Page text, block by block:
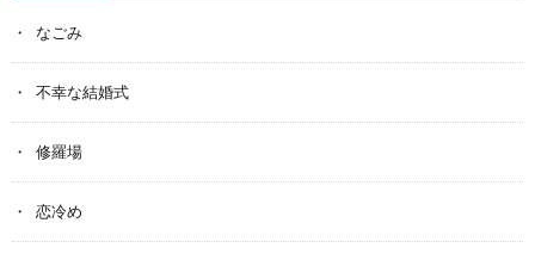
なごみ
不幸な結婚式
修羅場
恋冷め